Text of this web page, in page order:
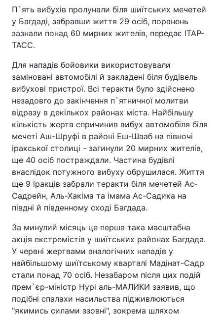
Головна Війна
Економіка Світ
Спорт Наука
Техно і зв'язок Лайт
П`ять вибухів пролунали біля шиїтських мечетей
у Багдаді, забравши життя 29 осіб, поранень
зазнали понад 60 мирних жителів, передає ІТАР-
ТАСС.
Для нападів бойовики використовували
заміновані автомобілі й закладені біля будівель
вибухові пристрої. Всі теракти було здійснено
незадовго до закінчення п`ятничної молитви
відразу в декількох районах міста. Найбільшу
кількість жертв спричинив вибух автомобіля біля
мечеті Аш-Шруфі в районі Еш-Шааб на півночі
іракської столиці - загинули 20 мирних жителів,
ще 40 осіб постраждали. Частина будівлі
внаслідок потужного вибуху обрушилася. Життя
ще 9 іракців забрали теракти біля мечетей Ас-
Садрейн, Аль-Хакіма та імама Ас-Садика на
півдні й південному сході Багдада.
За минулий місяць це перша така масштабна
акція екстремістів у шиїтських районах Багдада.
У червні жертвами аналогічних нападів у
найбільшому шиїтському кварталі Мадінат-Садр
стали понад 70 осіб. Незабаром після цих подій
прем`єр-міністр Нурі аль-МАЛИКИ заявив, що
подібні спалахи насильства підживлюються
"якимись силами ззовні", зокрема шляхом